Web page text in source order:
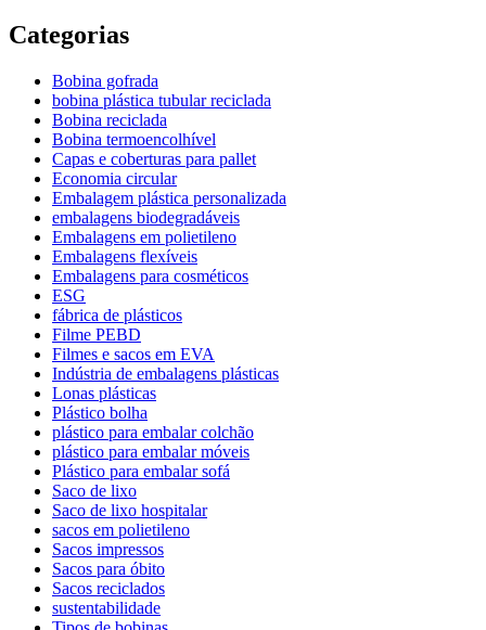
Categorias
Bobina gofrada
bobina plástica tubular reciclada
Bobina reciclada
Bobina termoencolhível
Capas e coberturas para pallet
Economia circular
Embalagem plástica personalizada
embalagens biodegradáveis
Embalagens em polietileno
Embalagens flexíveis
Embalagens para cosméticos
ESG
fábrica de plásticos
Filme PEBD
Filmes e sacos em EVA
Indústria de embalagens plásticas
Lonas plásticas
Plástico bolha
plástico para embalar colchão
plástico para embalar móveis
Plástico para embalar sofá
Saco de lixo
Saco de lixo hospitalar
sacos em polietileno
Sacos impressos
Sacos para óbito
Sacos reciclados
sustentabilidade